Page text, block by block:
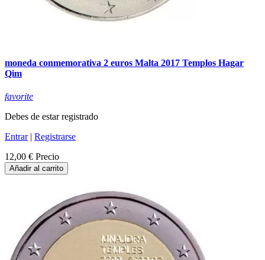
moneda conmemorativa 2 euros Malta 2017 Templos Hagar
Qim
favorite
Debes de estar registrado
Entrar| Registrarse
12,00 € Precio
Añadir al carrito